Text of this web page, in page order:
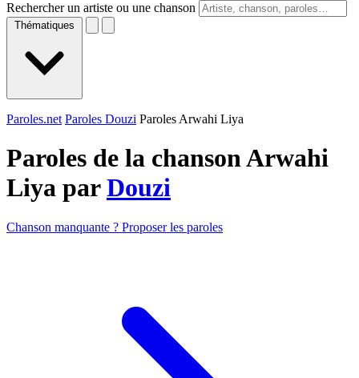
Rechercher un artiste ou une chanson
Thématiques
Paroles.net Paroles Douzi Paroles Arwahi Liya
Paroles de la chanson Arwahi
Liya parDouzi
Chanson manquante ? Proposer les paroles